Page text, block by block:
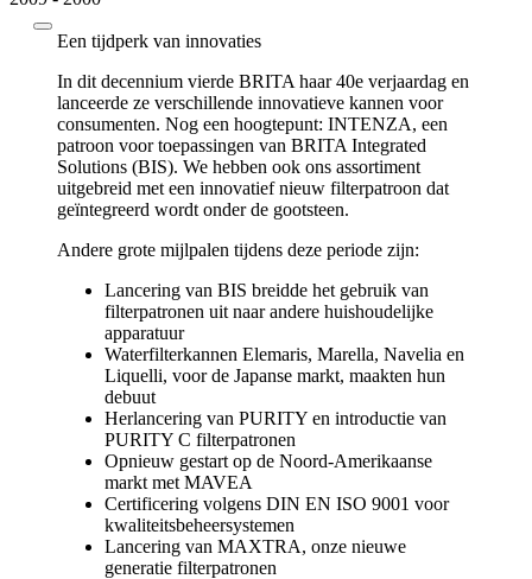
Een tijdperk van innovaties
In dit decennium vierde BRITA haar 40e verjaardag en
lanceerde ze verschillende innovatieve kannen voor
consumenten. Nog een hoogtepunt: INTENZA, een
patroon voor toepassingen van BRITA Integrated
Solutions (BIS). We hebben ook ons assortiment
uitgebreid met een innovatief nieuw filterpatroon dat
geïntegreerd wordt onder de gootsteen.
Andere grote mijlpalen tijdens deze periode zijn:
Lancering van BIS breidde het gebruik van
filterpatronen uit naar andere huishoudelijke
apparatuur
Waterfilterkannen Elemaris, Marella, Navelia en
Liquelli, voor de Japanse markt, maakten hun
debuut
Herlancering van PURITY en introductie van
PURITY C filterpatronen
Opnieuw gestart op de Noord-Amerikaanse
markt met MAVEA
Certificering volgens DIN EN ISO 9001 voor
kwaliteitsbeheersystemen
Lancering van MAXTRA, onze nieuwe
generatie filterpatronen